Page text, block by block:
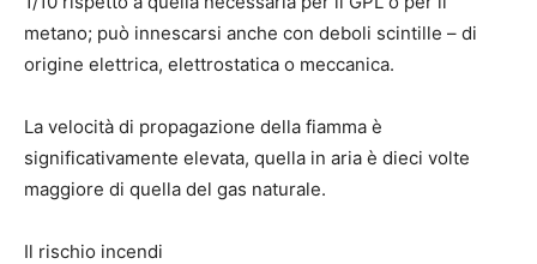
metano; può innescarsi anche con deboli scintille – di
origine elettrica, elettrostatica o meccanica.
La velocità di propagazione della fiamma è
significativamente elevata, quella in aria è dieci volte
maggiore di quella del gas naturale.
Il rischio incendi